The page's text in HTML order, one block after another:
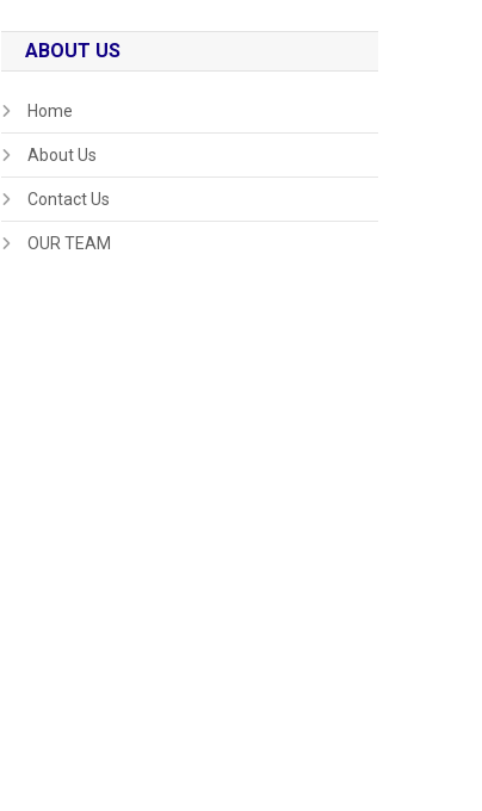
ABOUT US
Home
About Us
Contact Us
OUR TEAM